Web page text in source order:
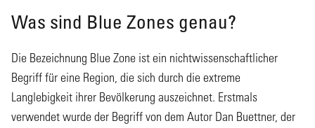
Was sind Blue Zones genau?
Die Bezeichnung Blue Zone ist ein nichtwissenschaftlicher
Begriff für eine Region, die sich durch die extreme
Langlebigkeit ihrer Bevölkerung auszeichnet. Erstmals
verwendet wurde der Begriff von dem Autor Dan Buettner, der